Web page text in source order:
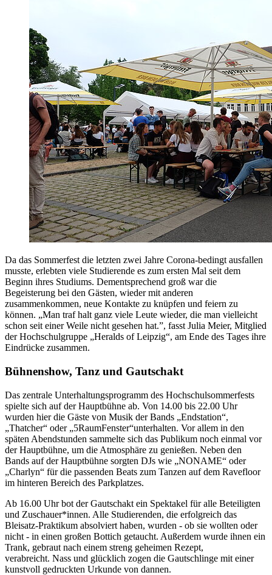
Da das Sommerfest die letzten zwei Jahre Corona-bedingt ausfallen
musste, erlebten viele Studierende es zum ersten Mal seit dem
Beginn ihres Studiums. Dementsprechend groß war die
Begeisterung bei den Gästen, wieder mit anderen
zusammenkommen, neue Kontakte zu knüpfen und feiern zu
können. „Man traf halt ganz viele Leute wieder, die man vielleicht
schon seit einer Weile nicht gesehen hat.”, fasst Julia Meier, Mitglied
der Hochschulgruppe „Heralds of Leipzig“, am Ende des Tages ihre
Eindrücke zusammen.
Bühnenshow, Tanz und Gautschakt
Das zentrale Unterhaltungsprogramm des Hochschulsommerfests
spielte sich auf der Hauptbühne ab. Von 14.00 bis 22.00 Uhr
wurden hier die Gäste von Musik der Bands „Endstation“,
„Thatcher“ oder „5RaumFenster“unterhalten. Vor allem in den
späten Abendstunden sammelte sich das Publikum noch einmal vor
der Hauptbühne, um die Atmosphäre zu genießen. Neben den
Bands auf der Hauptbühne sorgten DJs wie „NONAME“ oder
„Charlyn“ für die passenden Beats zum Tanzen auf dem Ravefloor
im hinteren Bereich des Parkplatzes.
Ab 16.00 Uhr bot der Gautschakt ein Spektakel für alle Beteiligten
und Zuschauer*innen. Alle Studierenden, die erfolgreich das
Bleisatz-Praktikum absolviert haben, wurden - ob sie wollten oder
nicht - in einen großen Bottich getaucht. Außerdem wurde ihnen ein
Trank, gebraut nach einem streng geheimen Rezept,
verabreicht. Nass und glücklich zogen die Gautschlinge mit einer
kunstvoll gedruckten Urkunde von dannen.